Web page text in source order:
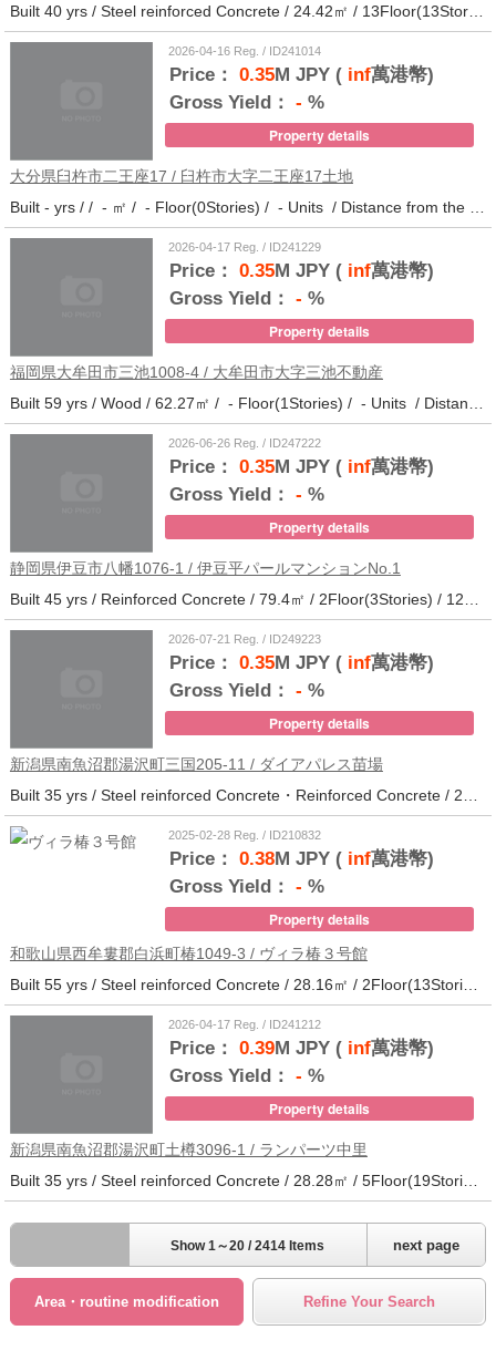
Built 40 yrs / Steel reinforced Concrete / 24.42㎡ / 13Floor(13Stories) / 372Units / Distance from the station.
2026-04-16 Reg. / ID241014
Price： 0.35M JPY (inf萬港幣)
Gross Yield： - %
Property details
大分県臼杵市二王座17 / 臼杵市大字二王座17土地
2026-04-17 Reg. / ID241229
Price： 0.35M JPY (inf萬港幣)
Gross Yield： - %
Property details
福岡県大牟田市三池1008-4 / 大牟田市大字三池不動産
2026-06-26 Reg. / ID247222
Price： 0.35M JPY (inf萬港幣)
Gross Yield： - %
Property details
静岡県伊豆市八幡1076-1 / 伊豆平パールマンションNo.1
2026-07-21 Reg. / ID249223
Price： 0.35M JPY (inf萬港幣)
Gross Yield： - %
Property details
新潟県南魚沼郡湯沢町三国205-11 / ダイアパレス苗場
2025-02-28 Reg. / ID210832
Price： 0.38M JPY (inf萬港幣)
Gross Yield： - %
Property details
和歌山県西牟婁郡白浜町椿1049-3 / ヴィラ椿３号館
Built 55 yrs / Steel reinforced Concrete / 28.16㎡ / 2Floor(13Stories) / 73Units / Distance from the station.20
2026-04-17 Reg. / ID241212
Price： 0.39M JPY (inf萬港幣)
Gross Yield： - %
Property details
新潟県南魚沼郡湯沢町土樽3096-1 / ランパーツ中里
Built 35 yrs / Steel reinforced Concrete / 28.28㎡ / 5Floor(19Stories) / 309Units / Distance from the station.33
next page
Show 1～20 / 2414 Items
Area・routine modification Refine Your Search